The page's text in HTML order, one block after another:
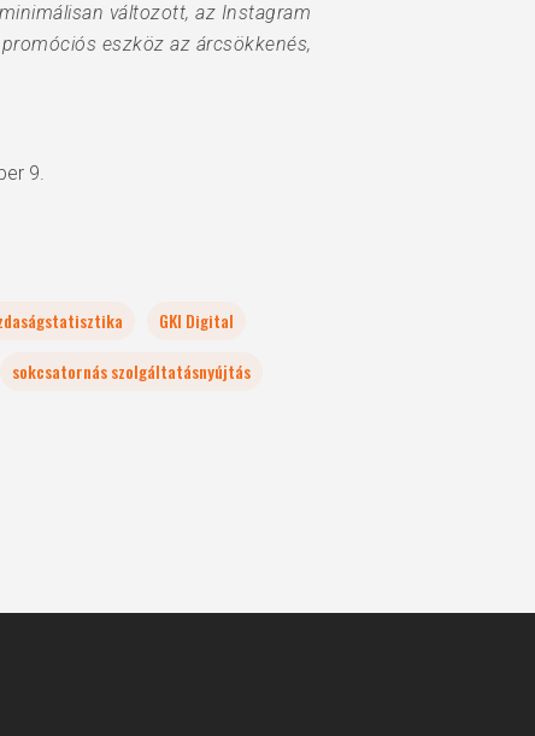
változott, az Instagram
eszköz az árcsökkenés,
9.
GKI Digital
sokcsatornás szolgáltatásnyújtás